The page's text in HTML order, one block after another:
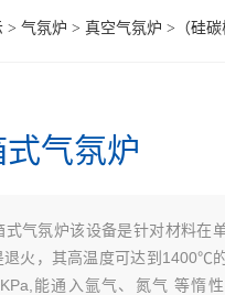
> 气氛炉 > 真空气氛炉 >（硅
式气氛炉
式气氛炉该设备是针对材料在
退火，其高温度可达到1400℃
能通入氩气、氮气 等惰